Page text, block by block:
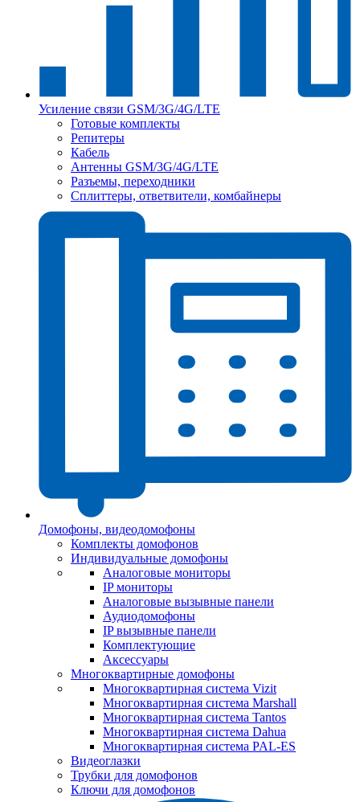
Усиление связи GSM/3G/4G/LTE
Готовые комплекты
Репитеры
Кабель
Антенны GSM/3G/4G/LTE
Разъемы, переходники
Сплиттеры, ответвители, комбайнеры
Домофоны, видеодомофоны
Комплекты домофонов
Индивидуальные домофоны
Аналоговые мониторы
IP мониторы
Аналоговые вызывные панели
Аудиодомофоны
IP вызывные панели
Комплектующие
Аксессуары
Многоквартирные домофоны
Многоквартирная система Vizit
Многоквартирная система Marshall
Многоквартирная система Tantos
Многоквартирная система Dahua
Многоквартирная система PAL-ES
Видеоглазки
Трубки для домофонов
Ключи для домофонов